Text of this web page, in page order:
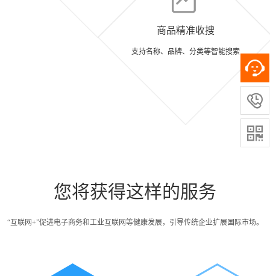
商品精准收搜
支持名称、品牌、分类等智能搜索
您将获得这样的服务
“互联网+”促进电子商务和工业互联网等健康发展，引导传统企业扩展国际市场。

